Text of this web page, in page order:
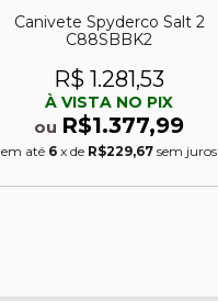
Canivete Spyderco Salt 2
C88SBBK2
R$ 1.281,53
À VISTA NO PIX
ou R$1.377,99
em até 6 x de R$229,67 sem juros